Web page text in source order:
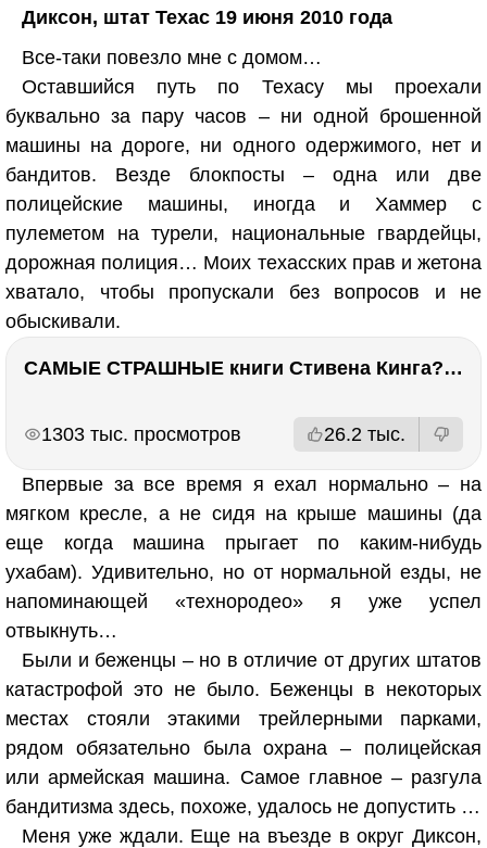
Диксон, штат Техас 19 июня 2010 года
Все-таки повезло мне с домом…
Оставшийся путь по Техасу мы проехали
буквально за пару часов – ни одной брошенной
машины на дороге, ни одного одержимого, нет и
бандитов. Везде блокпосты – одна или две
полицейские машины, иногда и Хаммер с
пулеметом на турели, национальные гвардейцы,
дорожная полиция… Моих техасских прав и жетона
хватало, чтобы пропускали без вопросов и не
обыскивали.
САМЫЕ СТРАШНЫЕ книги Стивена Кинга???
1303 тыс. просмотров 26.2 тыс.
Впервые за все время я ехал нормально – на
мягком кресле, а не сидя на крыше машины (да
еще когда машина прыгает по каким-нибудь
ухабам). Удивительно, но от нормальной езды, не
напоминающей «технородео» я уже успел
отвыкнуть…
Были и беженцы – но в отличие от других штатов
катастрофой это не было. Беженцы в некоторых
местах стояли этакими трейлерными парками,
рядом обязательно была охрана – полицейская
или армейская машина. Самое главное – разгула
бандитизма здесь, похоже, удалось не допустить …
Меня уже ждали. Еще на въезде в округ Диксон,